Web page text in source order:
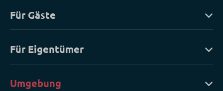
Für Gäste
Für Eigentümer
Umgebung